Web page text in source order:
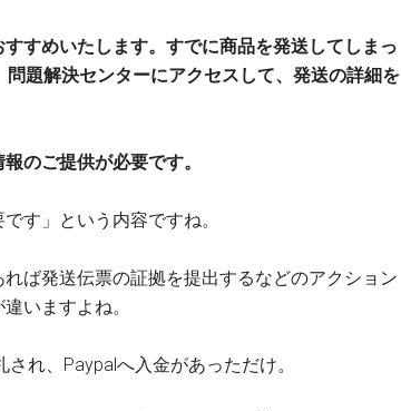
すめいたします。 すでに商品を発送してしまっ
問題解決センターにアクセスして、 発送の詳細を
のご提供が必要です。
す」という内容ですね。
ば発送伝票の証拠を提出するなどのアクション
いますよね。
れ、Paypalへ入金があっただけ。